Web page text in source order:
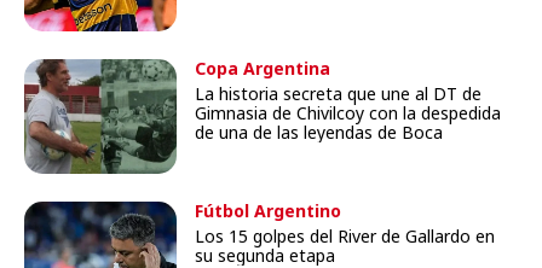
Copa Argentina
La historia secreta que une al DT de
Gimnasia de Chivilcoy con la despedida
de una de las leyendas de Boca
Fútbol Argentino
Los 15 golpes del River de Gallardo en
su segunda etapa